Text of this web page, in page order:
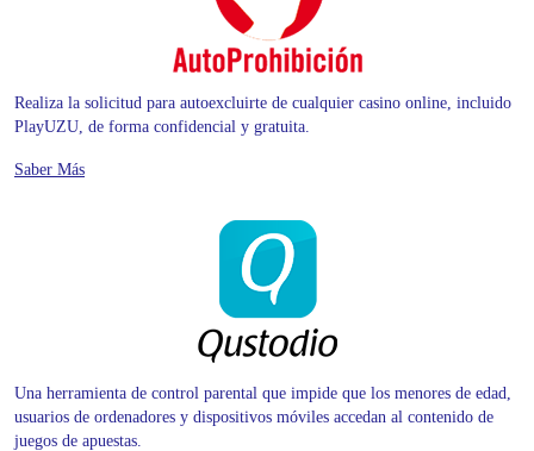
Realiza la solicitud para autoexcluirte de cualquier casino online, incluido
PlayUZU, de forma confidencial y gratuita.
Saber Más
Una herramienta de control parental que impide que los menores de edad,
usuarios de ordenadores y dispositivos móviles accedan al contenido de
juegos de apuestas.